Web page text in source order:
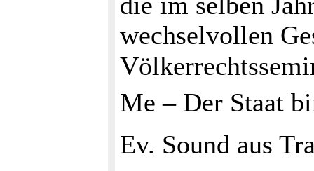
wechselvollen
Me – Der Staat
Ev. Sound aus